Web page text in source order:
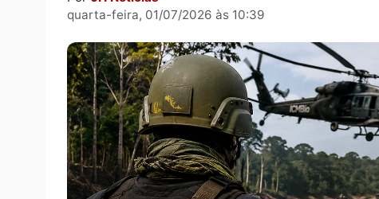
JH Notícias
quarta-feira, 01/07/2026 às 10:39